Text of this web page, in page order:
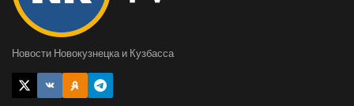
Новости Новокузнецка и Кузбасса